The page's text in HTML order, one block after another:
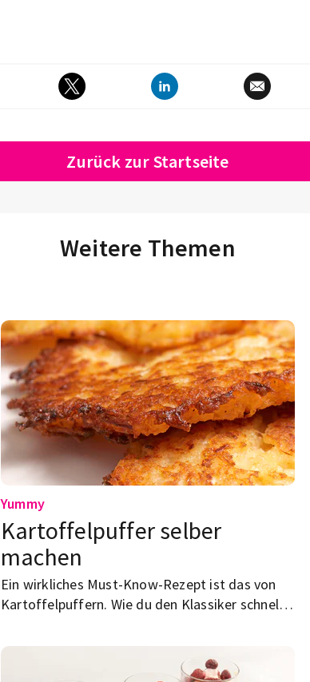
Zurück zur Startseite
Weitere Themen
Yummy
Kartoffelpuffer selber
machen
Ein wirkliches Must-Know-Rezept ist das von
Kartoffelpuffern. Wie du den Klassiker schnell
dir.